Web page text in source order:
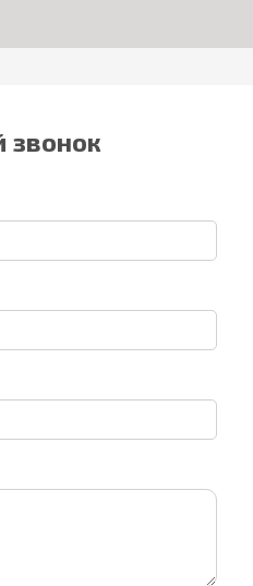
звонок